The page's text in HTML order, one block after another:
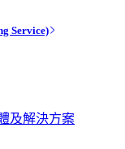
Service)
及解決方案